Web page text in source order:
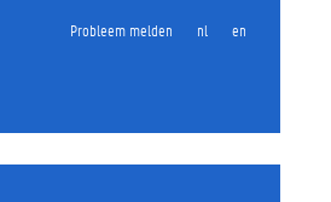
Probleem melden nl en